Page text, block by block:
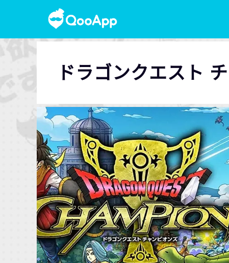
ドラゴンクエスト